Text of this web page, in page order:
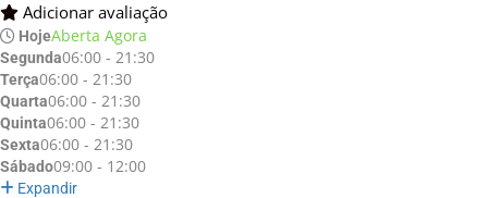
Adicionar avaliação
HojeAberta Agora
Segunda06:00 - 21:30
Terça06:00 - 21:30
Quarta06:00 - 21:30
Quinta06:00 - 21:30
Sexta06:00 - 21:30
Sábado09:00 - 12:00
Expandir